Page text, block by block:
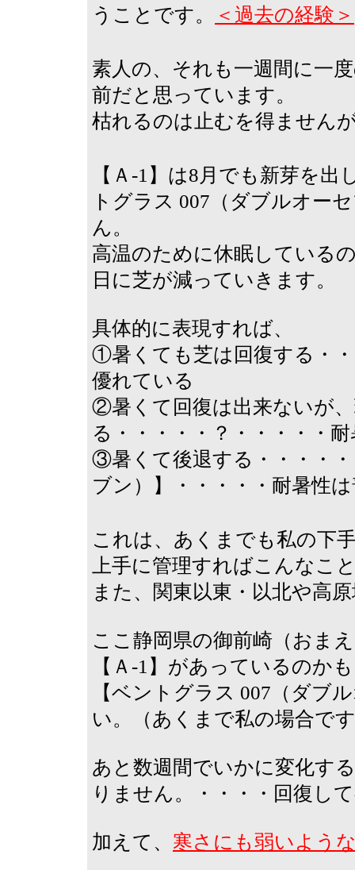
うことです。
＜過去の経験＞
素人の、それも一週間に一
前だと思っています。
枯れるのは止むを得ません
【Ａ-1】は8月でも新芽を
トグラス 007（ダブルオー
ん。
高温のために休眠している
日に芝が減っていきます。
具体的に表現すれば、
①暑くても芝は回復する・
優れている
②暑くて回復は出来ないが
る・・・・・？・・・・・
③暑くて後退する・・・・
ブン）】・・・・・耐暑性
これは、あくまでも私の下
上手に管理すればこんなこ
また、関東以東・以北や高
ここ静岡県の御前崎（おま
【Ａ-1】があっているのか
【ベントグラス 007（ダブ
い。（あくまで私の場合で
あと数週間でいかに変化す
りません。・・・・回復し
加えて、 寒さにも弱いよう